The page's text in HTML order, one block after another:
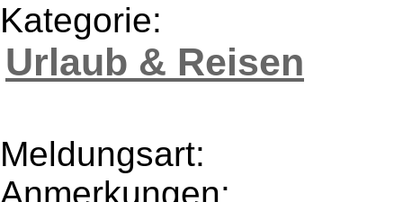
Kategorie:
Urlaub & Reisen
Meldungsart:
Anmerkungen: